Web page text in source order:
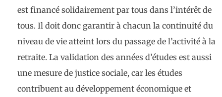
est financé solidairement par tous dans l’intérêt de
tous. Il doit donc garantir à chacun la continuité du
niveau de vie atteint lors du passage de l’activité à la
retraite. La validation des années d’études est aussi
une mesure de justice sociale, car les études
contribuent au développement économique et